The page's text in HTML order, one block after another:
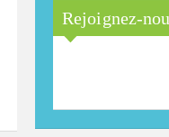
Rejoignez-